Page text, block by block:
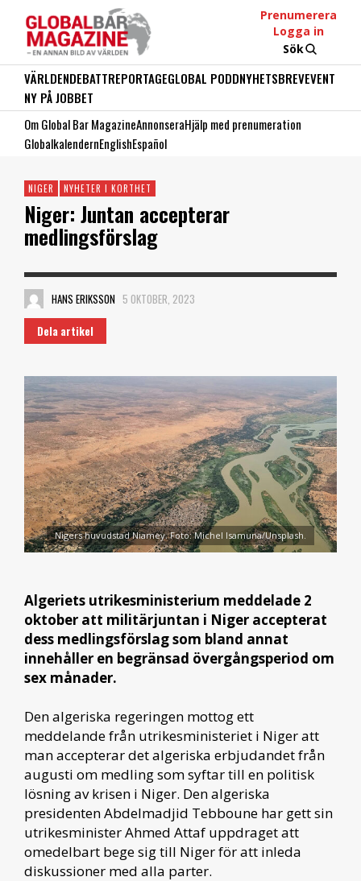
Prenumerera
Logga in
Sök
VÄRLDENDEBATTREPORTAGEGLOBAL PODDNYHETSBREVEVENT
NY PÅ JOBBET
Om Global Bar MagazineAnnonseraHjälp med prenumeration
GlobalkalendernEnglishEspañol
NIGER NYHETER I KORTHET
Niger: Juntan accepterar
medlingsförslag
HANS ERIKSSON 5 OKTOBER, 2023
Dela artikel
Nigers huvudstad Niamey. Foto: Michel Isamuna/Unsplash.
Algeriets utrikesministerium meddelade 2
oktober att militärjuntan i Niger accepterat
dess medlingsförslag som bland annat
innehåller en begränsad övergångsperiod om
sex månader.
Den algeriska regeringen mottog ett
meddelande från utrikesministeriet i Niger att
man accepterar det algeriska erbjudandet från
augusti om medling som syftar till en politisk
lösning av krisen i Niger. Den algeriska
presidenten Abdelmadjid Tebboune har gett sin
utrikesminister Ahmed Attaf uppdraget att
omedelbart bege sig till Niger för att inleda
diskussioner med alla parter.